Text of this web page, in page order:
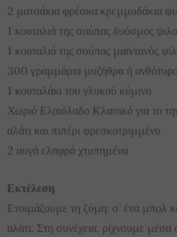
2 ματσάκια φρέσκα κρεμμυδάκια
1 κουταλιά της σούπας δυόσμος
1 κουταλιά της σούπας μαϊντανός
300 γραμμάρια μυζήθρα ή
1 κουταλάκι του γλυκού κύμινο
Χωριό Ελαιόλαδο Κλασικό για το
αλάτι και πιπέρι φρεσκοτριμμένο
2 αυγά ελαφρά χτυπημένα
Εκτέλεση
Ετοιμάζουμε τη ζύμη: σ’ ένα μπολ
αλάτι. Στη συνέχεια, ρίχνουμε